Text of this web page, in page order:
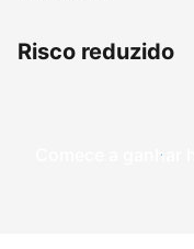
Risco reduzido
Comece a ganhar